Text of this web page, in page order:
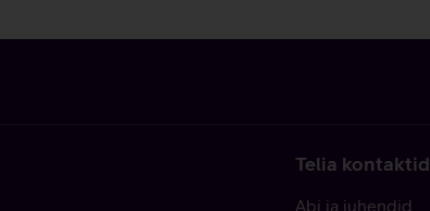
Telia kontaktid
Abi ja juhendid